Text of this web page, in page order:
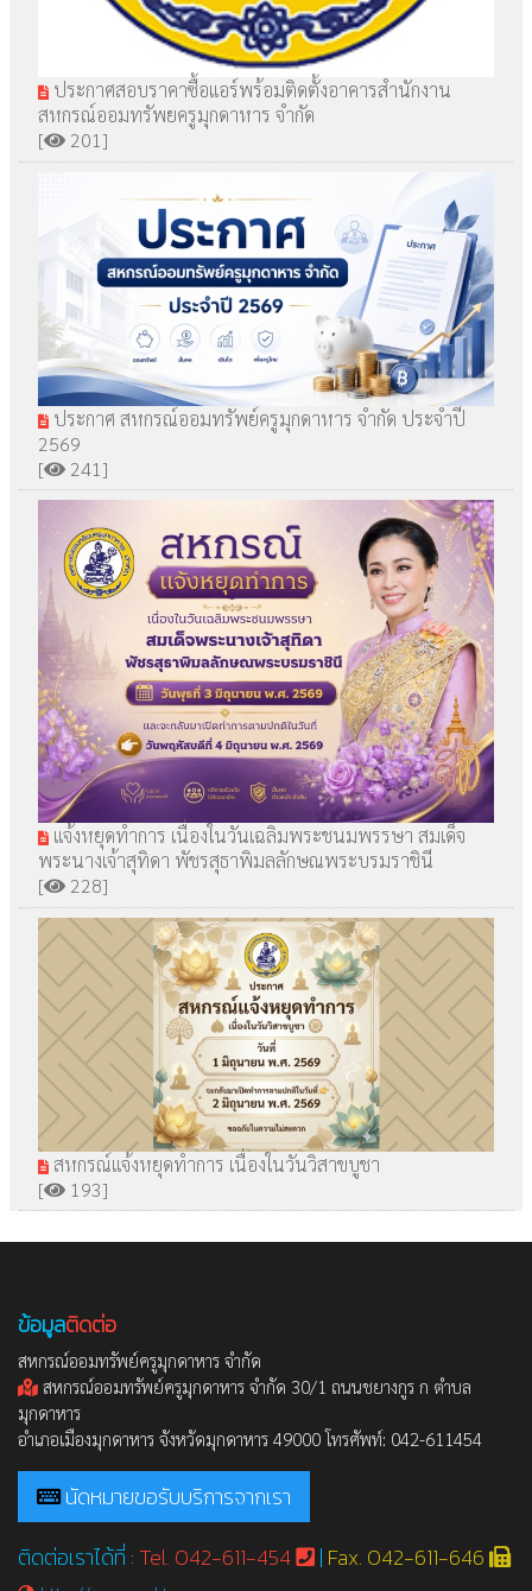
ประกาศสอบราคาซื้อแอร์พร้อมติดตั้งอาคารสำนักงาน
สหกรณ์ออมทรัพยครูมุกดาหาร จำกัด
[
201]
ประกาศ สหกรณ์ออมทรัพย์ครูมุกดาหาร จำกัด ประจำปี
2569
[
241]
แจ้งหยุดทำการ เนื่องในวันเฉลิมพระชนมพรรษา สมเด็จ
พระนางเจ้าสุทิดา พัชรสุธาพิมลลักษณพระบรมราชินี
[
228]
สหกรณ์แจ้งหยุดทำการ เนื่องในวันวิสาขบูชา
[
193]
ข้อมูลติดต่อ
สหกรณ์ออมทรัพย์ครูมุกดาหาร จำกัด
สหกรณ์ออมทรัพย์ครูมุกดาหาร จำกัด 30/1 ถนนชยางกูร ก ตำบล
มุกดาหาร
อำเภอเมืองมุกดาหาร จังหวัดมุกดาหาร 49000 โทรศัพท์: 042-611454
นัดหมายขอรับบริการจากเรา
ติดต่อเราได้ที่ : Tel. 042-611-454 | Fax. 042-611-646